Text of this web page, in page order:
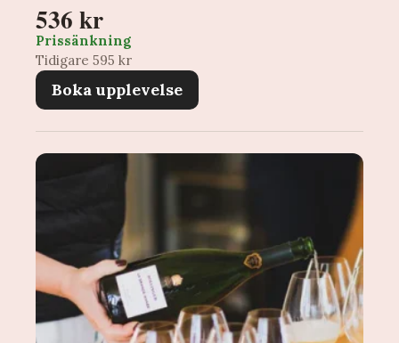
536 kr
Prissänkning
Tidigare 595 kr
Boka upplevelse